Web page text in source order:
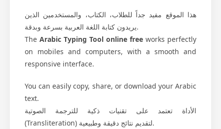
هذا الموقع مفيد جداً للطلاب، الكتاب، والمستخدمين الذين
يريدون كتابة اللغة العربية بسرعة وبدقة.
The Arabic Typing Tool online free works perfectly
on mobiles and computers, with a smooth and
responsive interface.
You can easily copy, share, or download your Arabic
text.
الأداة تعتمد على تقنيات ذكية للترجمة الصوتية
(Transliteration) لتقديم نتائج دقيقة وطبيعية.